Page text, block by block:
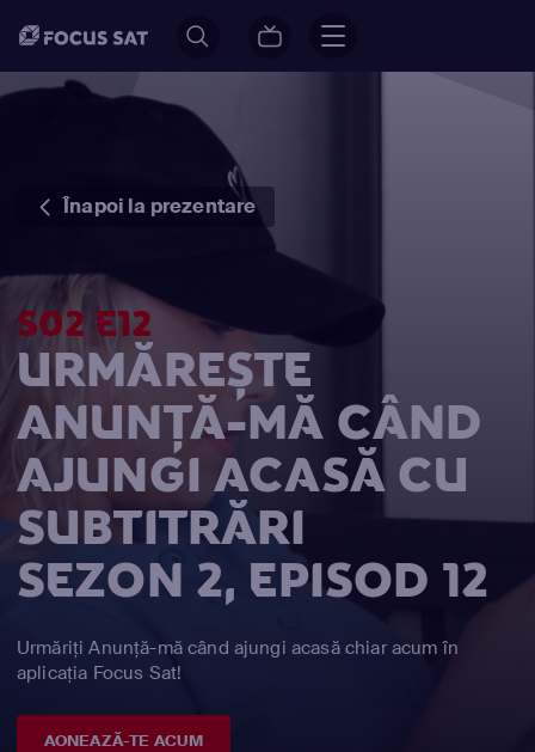
Înapoi la prezentare
S02 E12
URMĂREȘTE
ANUNȚĂ-MĂ CÂND
AJUNGI ACASĂ CU
SUBTITRĂRI
SEZON 2, EPISOD 12
Urmăriți Anunță-mă când ajungi acasă chiar acum în
aplicația Focus Sat!
AONEAZĂ-TE ACUM